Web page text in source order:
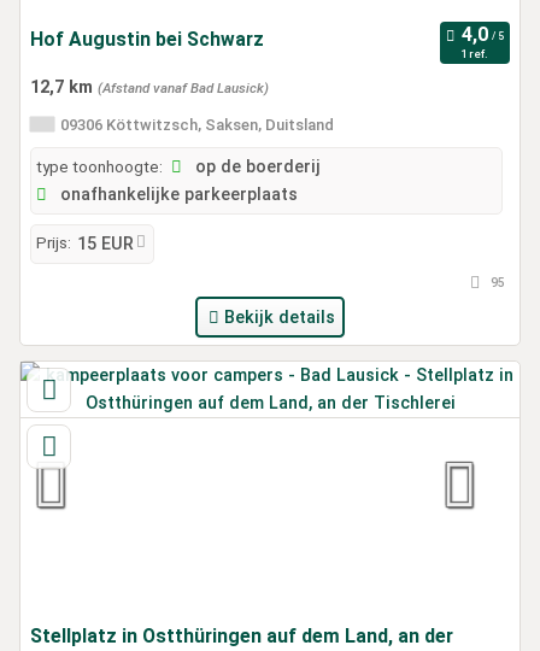
Hof Augustin bei Schwarz
1 ref.
12,7 km (Afstand vanaf Bad Lausick)
09306 Köttwitzsch, Saksen, Duitsland
type toonhoogte:
op de boerderij
onafhankelijke parkeerplaats
Prijs: 15 EUR
95
Bekijk details
Stellplatz in Ostthüringen auf dem Land, an der